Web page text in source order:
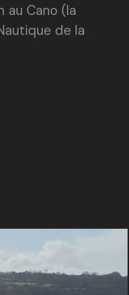
au Cano (la
de la